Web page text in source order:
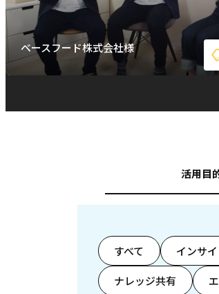
ベースフード株式会社様
活用目
すべて インサ
ナレッジ共有